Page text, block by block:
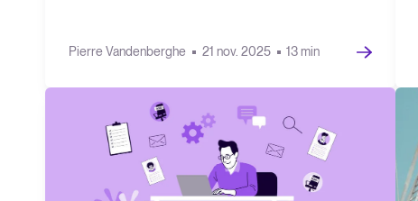
Pierre Vandenberghe 21 nov. 2025 13 min